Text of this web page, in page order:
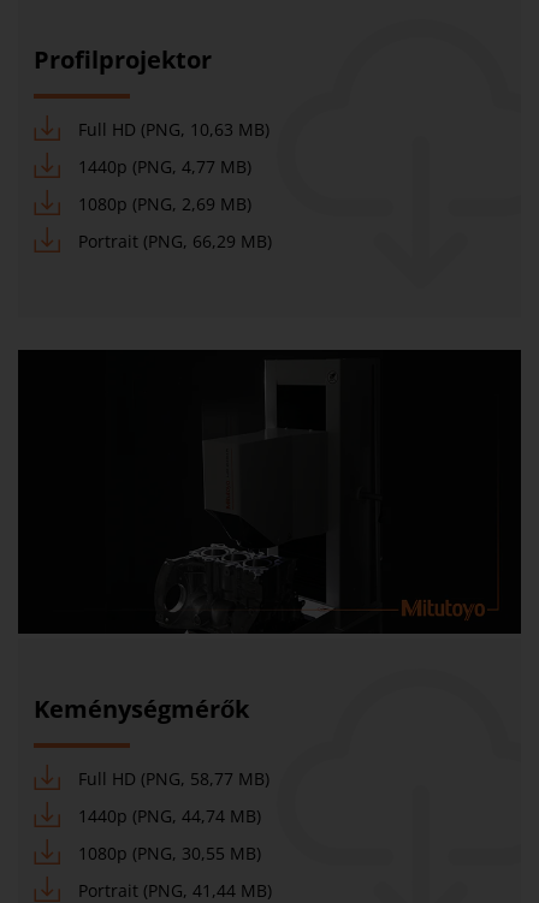
Profilprojektor
Full HD (PNG, 10,63 MB)
1440p (PNG, 4,77 MB)
1080p (PNG, 2,69 MB)
Portrait (PNG, 66,29 MB)
Keménységmérők
Full HD (PNG, 58,77 MB)
1440p (PNG, 44,74 MB)
1080p (PNG, 30,55 MB)
Portrait (PNG, 41,44 MB)